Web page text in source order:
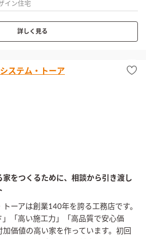
イン住宅
詳しく見る
ステム・トーア
をつくるために、相談から引き渡し
ーアは創業140年を誇る工務店です。
」「高い施工力」「高品質で安心価
価値の高い家を作っています。初回